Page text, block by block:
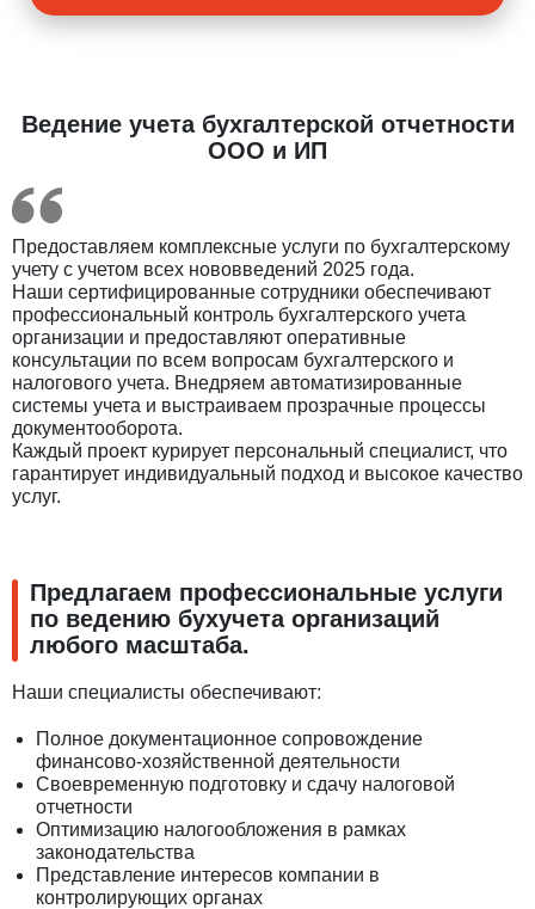
Ведение учета бухгалтерской отчетности
ООО и ИП
Предоставляем комплексные услуги по бухгалтерскому
учету с учетом всех нововведений 2025 года.
Наши сертифицированные сотрудники обеспечивают
профессиональный контроль бухгалтерского учета
организации и предоставляют оперативные
консультации по всем вопросам бухгалтерского и
налогового учета. Внедряем автоматизированные
системы учета и выстраиваем прозрачные процессы
документооборота.
Каждый проект курирует персональный специалист, что
гарантирует индивидуальный подход и высокое качество
услуг.
Предлагаем профессиональные услуги
по ведению бухучета организаций
любого масштаба.
Наши специалисты обеспечивают:
Полное документационное сопровождение
финансово-хозяйственной деятельности
Своевременную подготовку и сдачу налоговой
отчетности
Оптимизацию налогообложения в рамках
законодательства
Представление интересов компании в
контролирующих органах